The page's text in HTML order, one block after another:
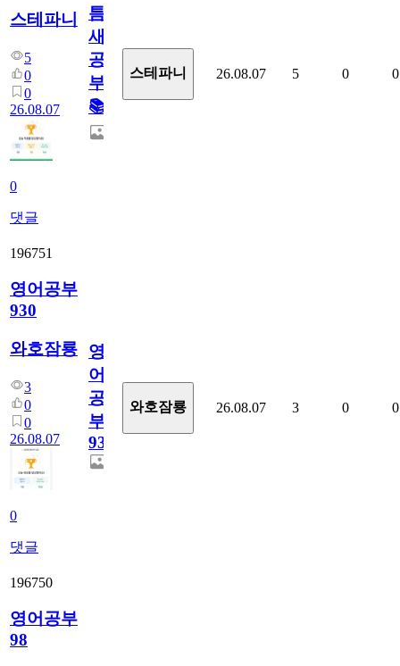
스테파니
5
0
0
26.08.07
0
댓글
틈
새
공
부!
📚
스테파니 26.08.07 5 0 0
196751
영어공부
930
와호잠룡
3
0
0
26.08.07
0
댓글
영
어
공
부
930
와호잠룡 26.08.07 3 0 0
196750
영어공부
98